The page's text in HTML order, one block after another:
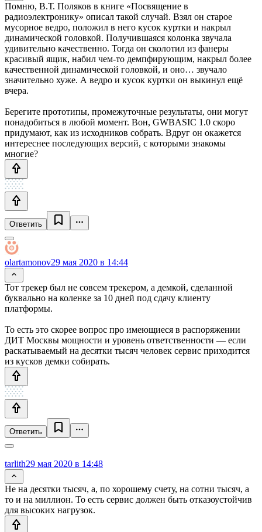
Помню, В.Т. Поляков в книге «Посвящение в
радиоэлектронику» описал такой случай. Взял он старое
мусорное ведро, положил в него кусок куртки и накрыл
динамической головкой. Получившаяся колонка звучала
удивительно качественно. Тогда он сколотил из фанеры
красивый ящик, набил чем-то демпфирующим, накрыл более
качественной динамической головкой, и оно… звучало
значительно хуже. А ведро и кусок куртки он выкинул ещё
вчера.
Берегите прототипы, промежуточные результаты, они могут
понадобиться в любой момент. Вон, GWBASIC 1.0 скоро
придумают, как из исходников собрать. Вдруг он окажется
интереснее последующих версий, с которыми знакомы
многие?
Ответить
olartamonov29 мая 2020 в 14:44
Тот трекер был не совсем трекером, а демкой, сделанной
буквально на коленке за 10 дней под сдачу клиенту
платформы.
То есть это скорее вопрос про имеющиеся в распоряжении
ДИТ Москвы мощности и уровень ответственности — если
раскатываемый на десятки тысяч человек сервис приходится
из кусков демки собирать.
Ответить
tarlith29 мая 2020 в 14:48
Не на десятки тысяч, а, по хорошему счету, на сотни тысяч, а
то и на миллион. То есть сервис должен быть отказоустойчив
для высоких нагрузок.